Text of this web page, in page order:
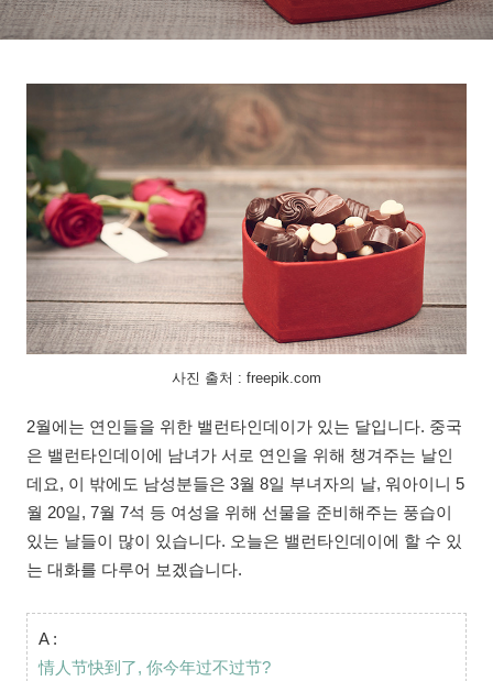
사진 출처 : freepik.com
2월에는 연인들을 위한 밸런타인데이가 있는 달입니다. 중국
은 밸런타인데이에 남녀가 서로 연인을 위해 챙겨주는 날인
데요, 이 밖에도 남성분들은 3월 8일 부녀자의 날, 워아이니 5
월 20일, 7월 7석 등 여성을 위해 선물을 준비해주는 풍습이
있는 날들이 많이 있습니다. 오늘은 밸런타인데이에 할 수 있
는 대화를 다루어 보겠습니다.
A :
情人节快到了, 你今年过不过节?